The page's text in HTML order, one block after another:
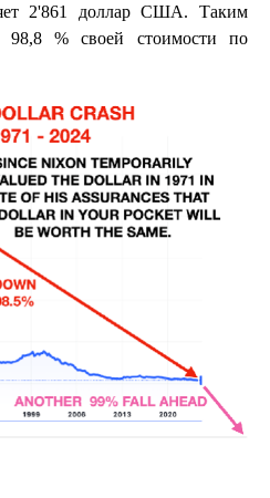
2'861 доллар США. Таким
98,8 % своей стоимости по